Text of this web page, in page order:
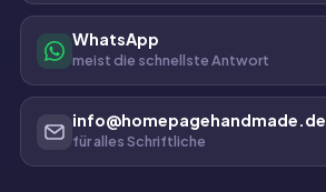
WhatsApp
meist die schnellste Antwort
info@homepagehandmade.de
für alles Schriftliche